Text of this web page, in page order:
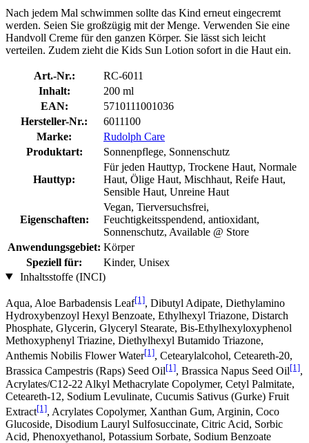
Nach jedem Mal schwimmen sollte das Kind erneut eingecremt
werden. Seien Sie großzügig mit der Menge. Verwenden Sie eine
Handvoll Creme für den ganzen Körper. Sie lässt sich leicht
verteilen. Zudem zieht die Kids Sun Lotion sofort in die Haut ein.
Art.-Nr.:
RC-6011
Inhalt:
200 ml
EAN:
5710111001036
Hersteller-Nr.:
6011100
Marke:
Rudolph Care
Produktart:
Sonnenpflege, Sonnenschutz
Hauttyp:
Für jeden Hauttyp, Trockene Haut, Normale
Haut, Ölige Haut, Mischhaut, Reife Haut,
Sensible Haut, Unreine Haut
Eigenschaften:
Vegan, Tierversuchsfrei,
Feuchtigkeitsspendend, antioxidant,
Sonnenschutz, Available @ Store
Anwendungsgebiet: Körper
Speziell für:
Kinder, Unisex
Inhaltsstoffe (INCI)
Aqua, Aloe Barbadensis Leaf[1], Dibutyl Adipate, Diethylamino
Hydroxybenzoyl Hexyl Benzoate, Ethylhexyl Triazone, Distarch
Phosphate, Glycerin, Glyceryl Stearate, Bis-Ethylhexyloxyphenol
Methoxyphenyl Triazine, Diethylhexyl Butamido Triazone,
Anthemis Nobilis Flower Water[1], Cetearylalcohol, Ceteareth-20,
Brassica Campestris (Raps) Seed Oil[1], Brassica Napus Seed Oil[1],
Acrylates/C12-22 Alkyl Methacrylate Copolymer, Cetyl Palmitate,
Ceteareth-12, Sodium Levulinate, Cucumis Sativus (Gurke) Fruit
Extract[1], Acrylates Copolymer, Xanthan Gum, Arginin, Coco
Glucoside, Disodium Lauryl Sulfosuccinate, Citric Acid, Sorbic
Acid, Phenoxyethanol, Potassium Sorbate, Sodium Benzoate